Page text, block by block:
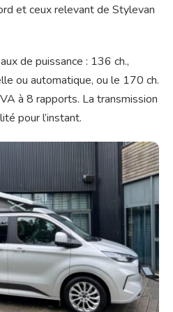
et ceux relevant de Stylevan
de puissance : 136 ch.,
ou automatique, ou le 170 ch.
à 8 rapports. La transmission
pour l’instant.